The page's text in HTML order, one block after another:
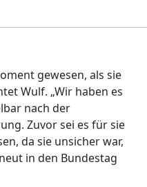
gewesen, als sie
Wulf. „Wir haben es
nach der
Zuvor sei es für sie
da sie unsicher war,
in den Bundestag